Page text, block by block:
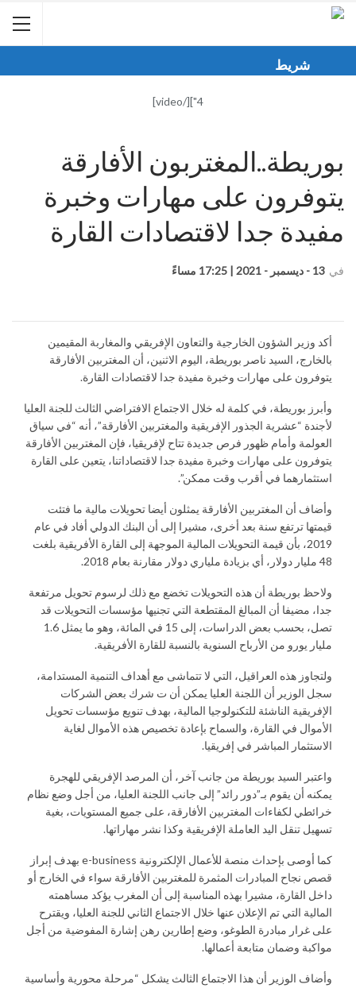
شريط
4"][/video]
بوريطة..المغتربون الأفارقة
يتوفرون على مهارات وخبرة
مفيدة جدا لاقتصادات القارة
في 13 - ديسمبر - 2021 | 17:25 مساءً
أكد وزير الشؤون الخارجية والتعاون الإفريقي والمغاربة المقيمين
بالخارج، السيد ناصر بوريطة، اليوم الاثنين، أن المغتربين الأفارقة
يتوفرون على مهارات وخبرة مفيدة جدا لاقتصادات القارة.
وأبرز بوريطة، في كلمة له خلال الاجتماع الافتراضي الثالث للجنة العليا
لأجندة “عشرية الجذور الإفريقية والمغتربين الأفارقة”، أنه “في سياق
العولمة وأمام ظهور فرص جديدة تتاح لإفريقيا، فإن المغتربين الأفارقة
يتوفرون على مهارات وخبرة مفيدة جدا لاقتصاداتنا، يتعين على القارة
استثمارهما في أقرب وقت ممكن”.
وأضاف أن المغتربين الأفارقة يمثلون أيضا تحويلات مالية ما فتئت
قيمتها ترتفع سنة بعد أخرى، مشيرا إلى أن البنك الدولي أفاد في عام
2019، بأن قيمة التحويلات المالية الموجهة إلى القارة الأفريقية بلغت
48 مليار دولار، أي بزيادة ملياري دولار مقارنة بعام 2018.
ولاحظ بوريطة أن هذه التحويلات تخضع مع ذلك لرسوم تحويل مرتفعة
جدا، مضيفا أن المبالغ المقتطعة التي تجنيها مؤسسات التحويلات قد
تصل، بحسب بعض الدراسات، إلى 15 في المائة، وهو ما يمثل 1.6
مليار يورو من الأرباح السنوية بالنسبة للقارة الأفريقية.
ولتجاوز هذه العراقيل، التي لا تتماشى مع أهداف التنمية المستدامة،
سجل الوزير أن اللجنة العليا يمكن أن ت شرك بعض الشركات
الإفريقية الناشئة للتكنولوجيا المالية، بهدف تنويع مؤسسات تحويل
الأموال في القارة، والسماح بإعادة تخصيص هذه الأموال لغاية
الاستثمار المباشر في إفريقيا.
واعتبر السيد بوريطة من جانب آخر، أن المرصد الإفريقي للهجرة
يمكنه أن يقوم بـ”دور رائد” إلى جانب اللجنة العليا، من أجل وضع نظام
خرائطي لكفاءات المغتربين الأفارقة، على جميع المستويات، بغية
تسهيل تنقل اليد العاملة الإفريقية وكذا نشر مهاراتها.
كما أوصى بإحداث منصة للأعمال الإلكترونية e-business بهدف إبراز
قصص نجاح المبادرات المثمرة للمغتربين الأفارقة سواء في الخارج أو
داخل القارة، مشيرا بهذه المناسبة إلى أن المغرب يؤكد مساهمته
المالية التي تم الإعلان عنها خلال الاجتماع الثاني للجنة العليا، ويقترح
على غرار مبادرة الطوغو، وضع إطارين رهن إشارة المفوضية من أجل
مواكبة وضمان متابعة أعمالها.
وأضاف الوزير أن هذا الاجتماع الثالث يشكل “مرحلة محورية وأساسية